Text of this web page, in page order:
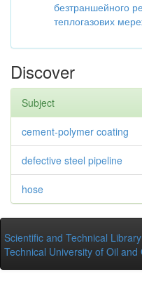
безтраншейного
теплогазових
Discover
Subject
cement-polymer coating
defective steel pipeline
hose
Scientific and Technical Library
Technical University of Oil and